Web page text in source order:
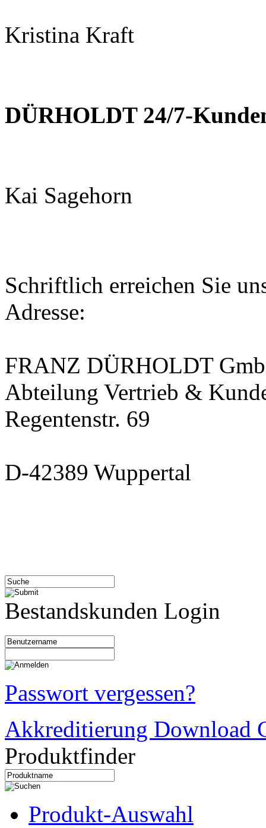
Kristina Kraft
DÜRHOLDT 24/7-
Kai Sagehorn
Schriftlich erreichen Sie
Adresse:
FRANZ DÜRHOLDT
Abteilung Vertrieb &
Regentenstr. 69
D-42389 Wuppertal
Bestandskunden Login
Passwort vergessen?
Akkreditierung Download
Produktfinder
Produkt-Auswahl